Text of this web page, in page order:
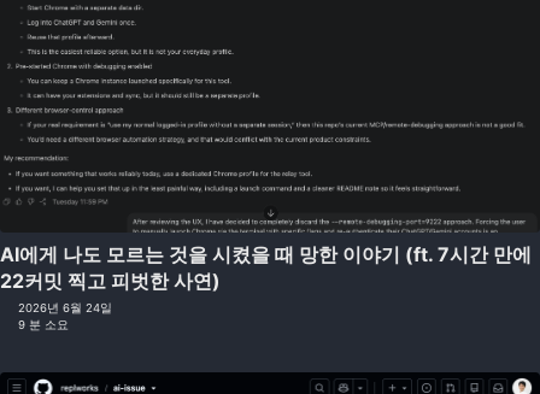
AI에게 나도 모르는 것을 시켰을 때 망한 이야기 (ft. 7시간 만에
22커밋 찍고 피벗한 사연)
2026년 6월 24일
9 분 소요